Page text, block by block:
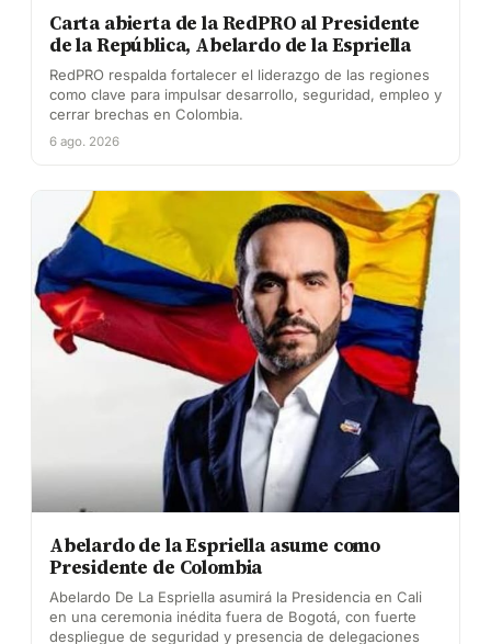
Carta abierta de la RedPRO al Presidente
de la República, Abelardo de la Espriella
RedPRO respalda fortalecer el liderazgo de las regiones
como clave para impulsar desarrollo, seguridad, empleo y
cerrar brechas en Colombia.
6 ago. 2026
Abelardo de la Espriella asume como
Presidente de Colombia
Abelardo De La Espriella asumirá la Presidencia en Cali
en una ceremonia inédita fuera de Bogotá, con fuerte
despliegue de seguridad y presencia de delegaciones